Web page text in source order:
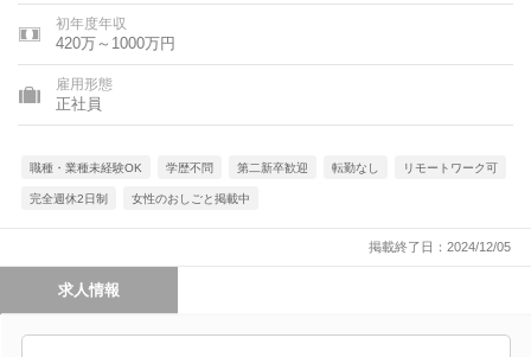
賀県、熊本県、大分県
初年度年収
420万～1000万円
雇用形態
正社員
職種・業種未経験OK 学歴不問 第二新卒歓迎 転勤なし リモートワーク可
完全週休2日制 女性のおしごと掲載中
掲載終了日：2024/12/05
求人情報